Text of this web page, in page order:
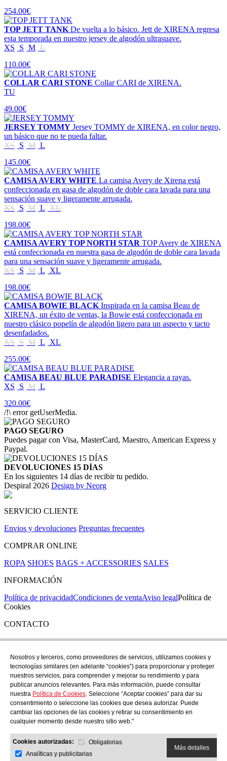
254.00€
TOP JETT TANK De vuelta a lo básico. Jett de XIRENA regresa
esta temporada en nuestro jersey de algodón ultrasuave.
XS
S M L
110.00€
COLLAR CARI STONE Collar CARI de XIRENA.
TU
49.00€
JERSEY TOMMY Jersey TOMMY de XIRENA, en color negro,
un básico que no te pueda faltar.
XS S M L
145.00€
CAMISA AVERY WHITE La camisa Avery de Xirena está
confeccionada en gasa de algodón de doble cara lavada para una
sensación suave y ligeramente arrugada.
XS S M L XL
198.00€
CAMISA AVERY TOP NORTH STAR TOP Avery de XIRENA
está confeccionada en nuestra gasa de algodón de doble cara lavada
para una sensación suave y ligeramente arrugada.
XS S M L
XL
198.00€
CAMISA BOWIE BLACK Inspirada en la camisa Beau de
XIRENA, un éxito de ventas, la Bowie está confeccionada en
nuestro clásico popelín de algodón ligero para un aspecto y tacto
desenfadados.
XS S M L
XL
255.00€
CAMISA BEAU BLUE PARADISE Elegancia a rayas.
XS
S M L
320.00€
/!\ error getUserMedia.
PAGO SEGURO
Puedes pagar con Visa, MasterCard, Maestro, American Express y
Paypal.
DEVOLUCIONES 15 DÍAS
En los siguientes 14 días de recibir tu pedido.
Despiral 2026 Design by Neorg
SERVICIO CLIENTE
Envios y devoluciones Preguntas frecuentes
COMPRAR ONLINE
ROPA SHOES BAGS + ACCESSORIES SALES
INFORMACIÓN
Política de privacidadCondiciones de ventaAviso legalPolítica de
Cookies
CONTACTO
Si tienes cualquier duda puedes contactar con nosotros en nuestra
TEL: +34 972 21 30 04
EMAIL: despiral@despiral.com
SÍGUENOS EN
Instagram
Financiado por la Unión Europea -
NextGeneration EU
Nosotros y terceros, como proveedores de servicios, utilizamos cookies y
tecnologías similares (en adelante “cookies”) para proporcionar y proteger
nuestros servicios, para comprender y mejorar su rendimiento y para
publicar anuncios relevantes. Para más información, puede consultar
nuestra Política de Cookies. Seleccione “Aceptar cookies” para dar su
consentimiento o seleccione las cookies que desea autorizar. Puede
cambiar las opciones de las cookies y retirar su consentimiento en
cualquier momento desde nuestro sitio web."
Cookies autorizadas:
Obligatorias
Analíticas y publicitarias
Más detalles